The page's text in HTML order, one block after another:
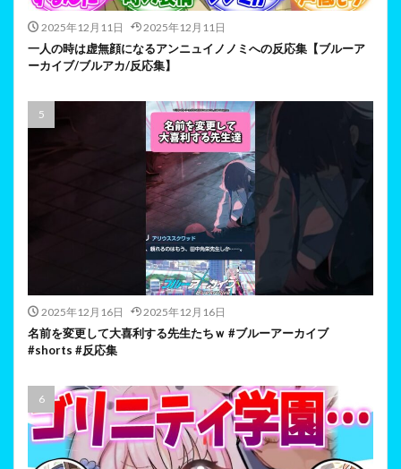
2025年12月11日 2025年12月11日
一人の時は虚無顔になるアンニュイノノミへの反応集【ブルーア
ーカイブ/ブルアカ/反応集】
2025年12月16日 2025年12月16日
名前を変更して大喜利する先生たちｗ #ブルーアーカイブ
#shorts #反応集